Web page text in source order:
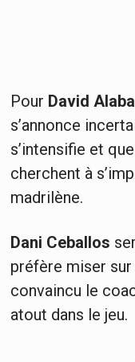
Pour David Alaba
s’annonce
s’intensifie et
cherchent à
madrilène.
Dani Ceballos
préfère miser sur
convaincu le
atout dans le jeu.